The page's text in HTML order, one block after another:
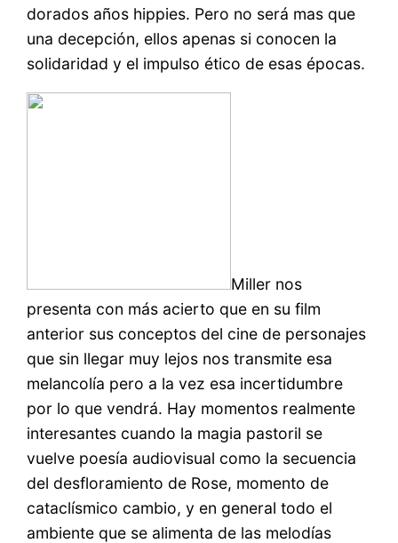
dorados años hippies. Pero no será mas que
una decepción, ellos apenas si conocen la
solidaridad y el impulso ético de esas épocas.
Miller nos
presenta con más acierto que en su film
anterior sus conceptos del cine de personajes
que sin llegar muy lejos nos transmite esa
melancolía pero a la vez esa incertidumbre
por lo que vendrá. Hay momentos realmente
interesantes cuando la magia pastoril se
vuelve poesía audiovisual como la secuencia
del desfloramiento de Rose, momento de
cataclísmico cambio, y en general todo el
ambiente que se alimenta de las melodías